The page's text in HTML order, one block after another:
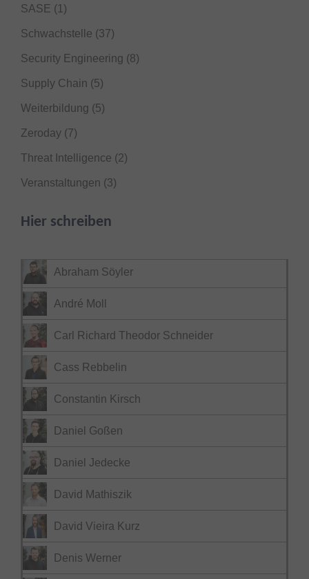
SASE (1)
Schwachstelle (37)
Security Engineering (8)
Supply Chain (5)
Weiterbildung (5)
Zeroday (7)
Threat Intelligence (2)
Veranstaltungen (3)
Hier schreiben
Abraham Söyler
André Moll
Carl Richard Theodor Schneider
Cass Rebbelin
Constantin Kirsch
Daniel Goßen
Daniel Jedecke
David Mathiszik
David Vieira Kurz
Denis Werner